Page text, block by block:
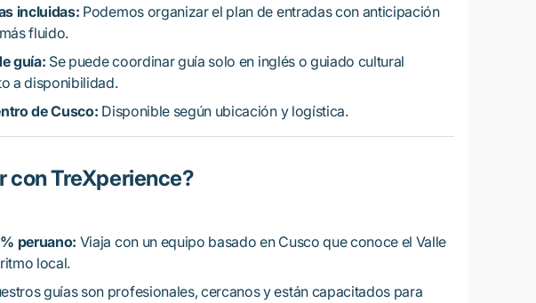
incluidas: Podemos organizar el plan de entradas con anticipación
fluido.
guía: Se puede coordinar guía solo en inglés o guiado cultural
a disponibilidad.
de Cusco: Disponible según ubicación y logística.
con TreXperience?
peruano: Viaja con un equipo basado en Cusco que conoce el Valle
local.
guías son profesionales, cercanos y están capacitados para